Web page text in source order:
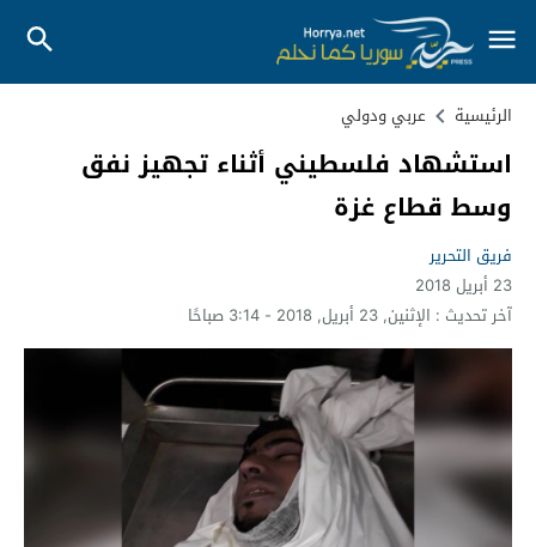
الرئيسية عربي ودولي
استشهاد فلسطيني أثناء تجهيز نفق
وسط قطاع غزة
فريق التحرير
23 أبريل 2018
آخر تحديث : الإثنين, 23 أبريل, 2018 - 3:14 صباحًا